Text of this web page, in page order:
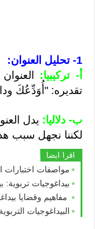
1- تحليل العنوان:
أ- تركيبيا:
تقديره: "أُوَدِّعُكَ
ب- دلاليا: يدل
لكننا نجهل سبب
اقرا ايضا
مواصفات اختبارات الكفاءة المهنية 2021 (الإطار المرجعي
بيداغوجيات تربوية:
مفاهیم وقضايا
البيداغوجيات